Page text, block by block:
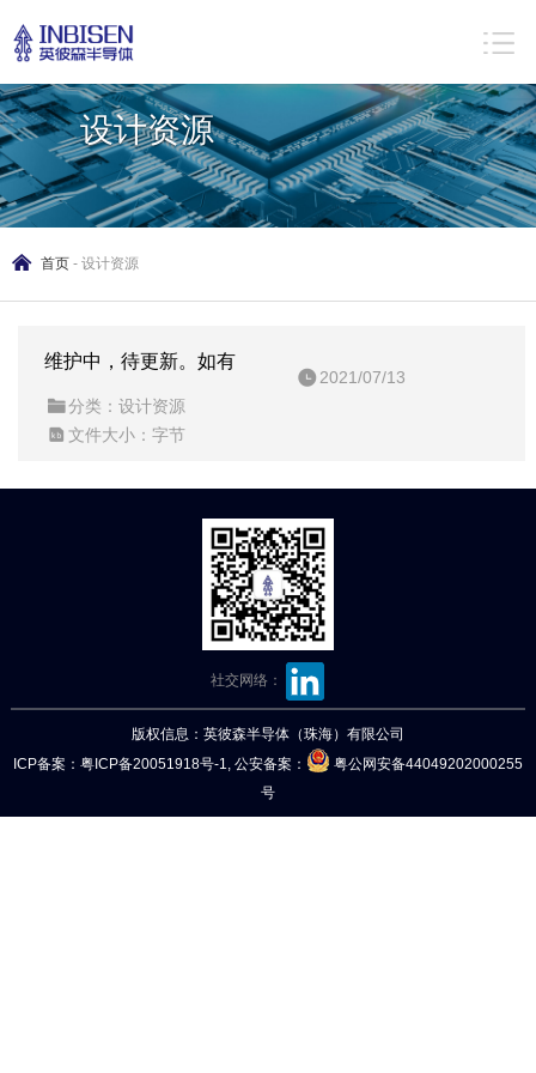
Download zone
设计资源
首页- 设计资源
维护中，待更新。如有
Datasheet需求，请联系邮箱
分类：设计资源
文件大小：字节
2021/07/13
社交网络：
版权信息：英彼森半导体（珠海）有限公司
ICP备案： 粤ICP备20051918号-1, 公安备案：
粤公网安备44049202000255
号